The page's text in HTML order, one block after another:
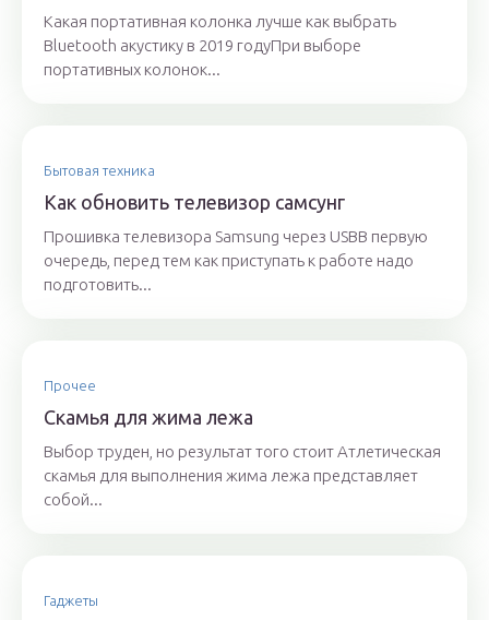
Какая портативная колонка лучше как выбрать
Bluetooth акустику в 2019 годуПри выборе
портативных колонок...
Бытовая техника
Как обновить телевизор самсунг
Прошивка телевизора Samsung через USBВ первую
очередь, перед тем как приступать к работе надо
подготовить...
Прочее
Скамья для жима лежа
Выбор труден, но результат того стоит Атлетическая
скамья для выполнения жима лежа представляет
собой...
Гаджеты